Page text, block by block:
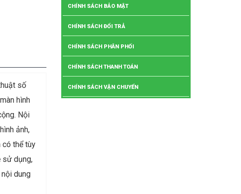
số
hình
Nội
ảnh,
có thể tùy
sử dụng,
dung
CHÍNH SÁCH BẢO MẬT
CHÍNH SÁCH ĐỔI TRẢ
CHÍNH SÁCH PHÂN PHỐI
CHÍNH SÁCH THANH TOÁN
CHÍNH SÁCH VẬN CHUYỂN